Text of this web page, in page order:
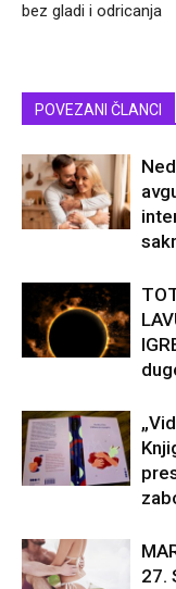
bez gladi i odricanja
POVEZANI ČLANCI
27.